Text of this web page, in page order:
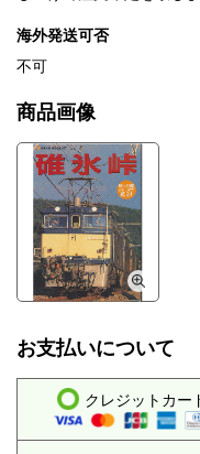
海外発送可否
不可
商品画像
お支払いについて
クレジットカー